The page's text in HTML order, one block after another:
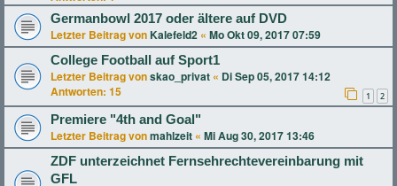
Germanbowl 2017 oder ältere auf DVD
Letzter Beitrag von Kalefeld2 « Mo Okt 09, 2017 07:59
College Football auf Sport1
Letzter Beitrag vonskao_privat « Di Sep 05, 2017 14:12
Antworten: 15 1 2
Premiere "4th and Goal"
Letzter Beitrag vonmahlzeit « Mi Aug 30, 2017 13:46
ZDF unterzeichnet Fernsehrechtevereinbarung mit
GFL